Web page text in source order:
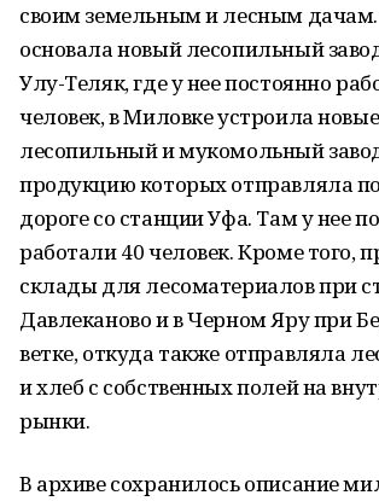
своим земельным и лесным дачам.
основала новый лесопильный
Улу-Теляк, где у нее постоянно
человек, в Миловке устроила новые
лесопильный и мукомольный
продукцию которых отправляла
дороге со станции Уфа. Там у нее
работали 40 человек. Кроме того,
склады для лесоматериалов при
Давлеканово и в Черном Яру при
ветке, откуда также отправляла
и хлеб с собственных полей на
рынки.
В архиве сохранилось описание